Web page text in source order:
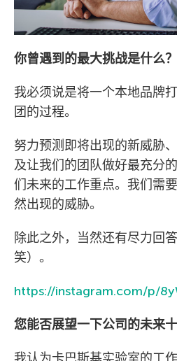
你曾遇到的最大挑战是什么？
我必须说是将一个本地品牌
团的过程。
努力预测即将出现的新威胁
及让我们的团队做好最充分
们未来的工作重点。我们需
然出现的威胁。
除此之外，当然还有尽力回
笑）。
https://instagram.com/p/
您能否展望一下公司的未来十